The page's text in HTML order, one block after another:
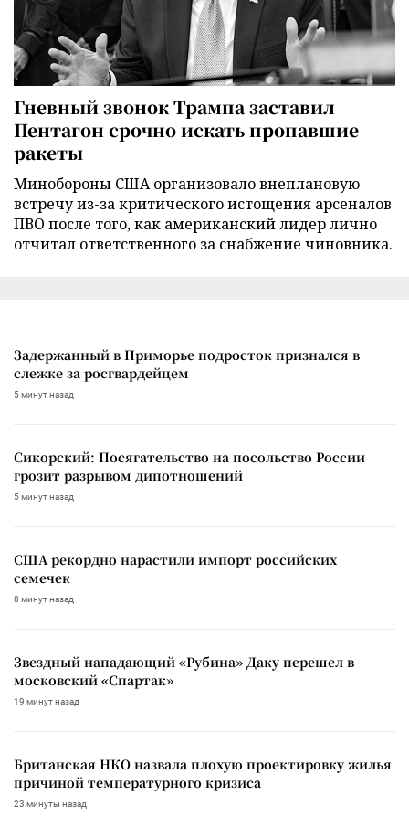
Гневный звонок Трампа заставил
Пентагон срочно искать пропавшие
ракеты
Минобороны США организовало внеплановую
встречу из-за критического истощения арсеналов
ПВО после того, как американский лидер лично
отчитал ответственного за снабжение чиновника.
Задержанный в Приморье подросток признался в
слежке за росгвардейцем
5 минут назад
Сикорский: Посягательство на посольство России
грозит разрывом дипотношений
5 минут назад
США рекордно нарастили импорт российских
семечек
8 минут назад
Звездный нападающий «Рубина» Даку перешел в
московский «Спартак»
19 минут назад
Британская НКО назвала плохую проектировку жилья
причиной температурного кризиса
23 минуты назад